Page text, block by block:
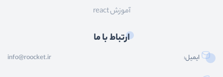
آموزش react
ارتباط با ما
ایمیل: info@roocket.ir